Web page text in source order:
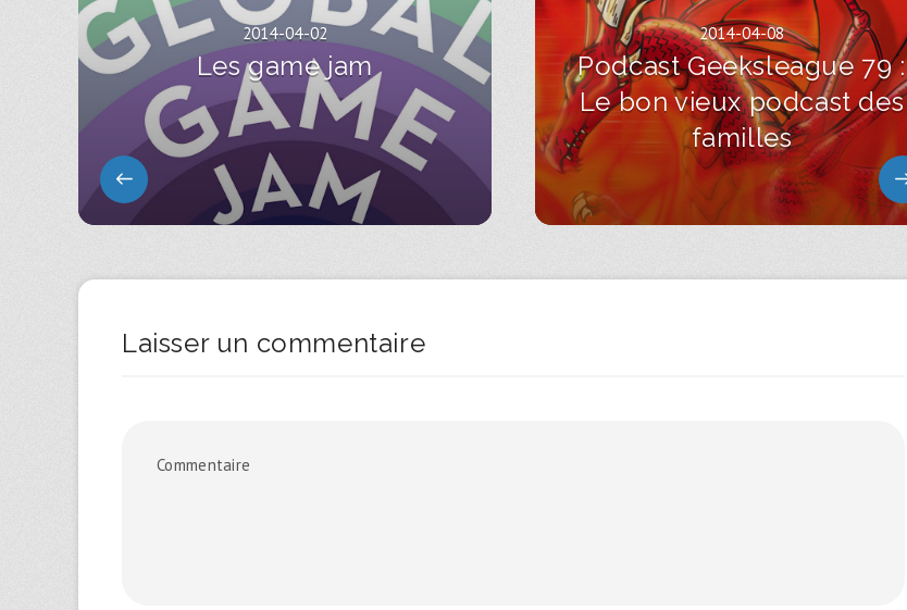
2014-04-02
Les game jam
2014-04-08
Podcast Geeksleague 79 :
Le bon vieux podcast des
familles
Laisser un commentaire